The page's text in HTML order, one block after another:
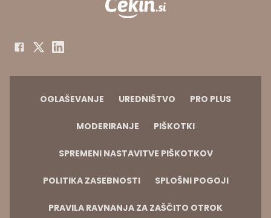
OGLAŠEVANJE UREDNIŠTVO PRO PLUS
MODERIRANJE PIŠKOTKI
SPREMENI NASTAVITVE PIŠKOTKOV
POLITIKA ZASEBNOSTI SPLOŠNI POGOJI
PRAVILA RAVNANJA ZA ZAŠČITO OTROK